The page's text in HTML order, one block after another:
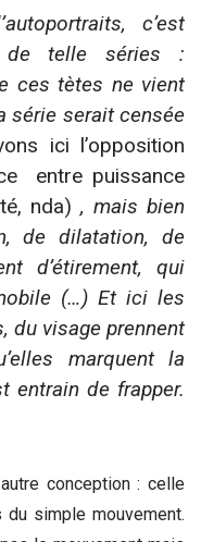
c’est
telle séries :
ces tètes ne vient
série serait censée
ici l’opposition
entre puissance
nda) , mais bien
de dilatation, de
d’étirement, qui
(…) Et ici les
du visage prennent
marquent la
entrain de frapper.
conception : celle
simple mouvement.